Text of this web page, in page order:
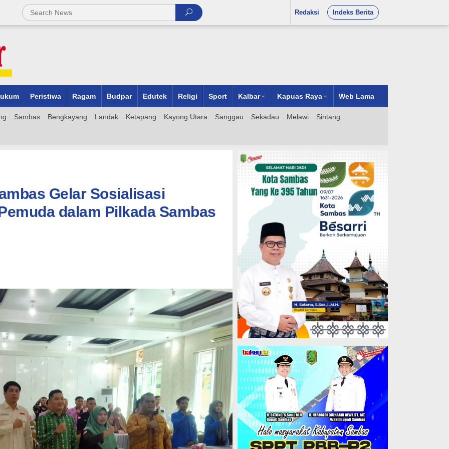
Redaksi Indeks Berita
Peristiwa Ragam Budpar Edutek Religi Sport Kalbar Kapuas Raya Web Lama
Sambas Bengkayang Landak Ketapang Kayong Utara Sanggau Sekadau Melawi Sintang
Gelar Sosialisasi
dalam Pilkada Sambas